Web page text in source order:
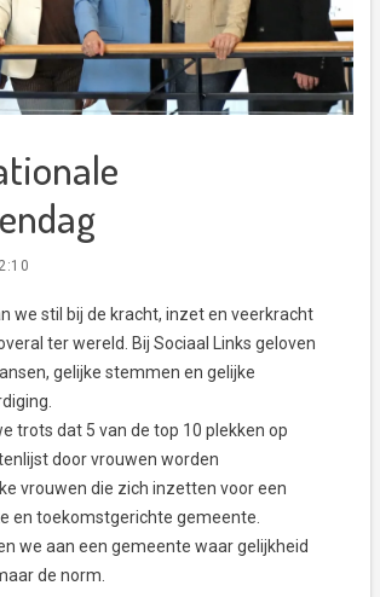
we stil bij de kracht, inzet en veerkracht
ter wereld. Bij Sociaal Links geloven
gelijke stemmen en gelijke
trots dat 5 van de top 10 plekken op
door vrouwen worden
vrouwen die zich inzetten voor een
en toekomstgerichte gemeente.
we aan een gemeente waar gelijkheid
de norm.